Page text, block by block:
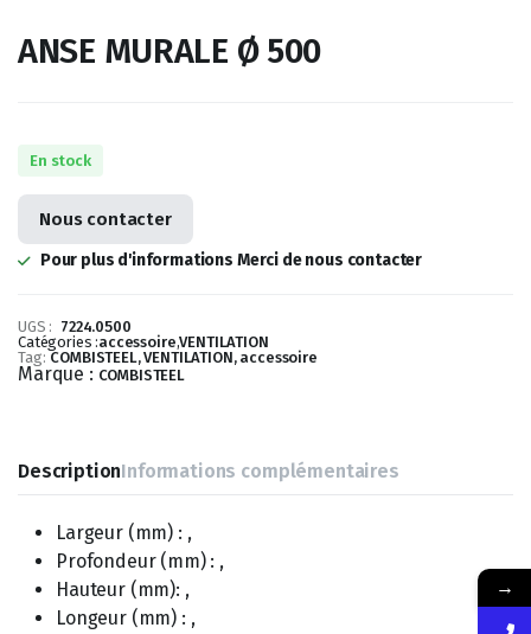
ANSE MURALE Ø 500
En stock
Nous contacter
Pour plus d'informations Merci de nous contacter
UGS : 7224.0500
Catégories :accessoire,VENTILATION
Tag: COMBISTEEL, VENTILATION, accessoire
Marque : COMBISTEEL
DescriptionInformations complémentaires
Largeur (mm) : ,
Profondeur (mm) : ,
Hauteur (mm): ,
Longeur (mm) : ,
→